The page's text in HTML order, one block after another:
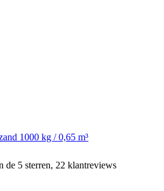
1000 kg / 0,65 m³
de 5 sterren, 22 klantreviews